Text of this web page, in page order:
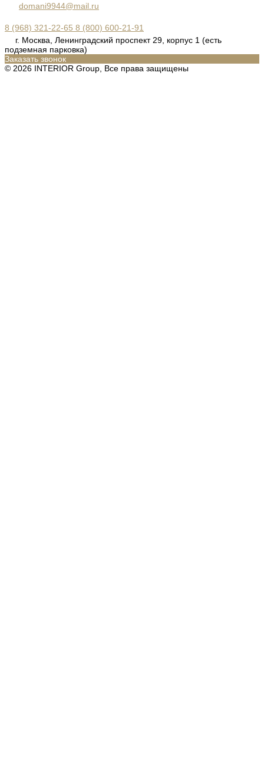
domani9944@mail.ru
8 (968) 321-22-65 8 (800) 600-21-91
г. Москва, Ленинградский проспект 29, корпус 1 (есть
подземная парковка)
Заказать звонок
© 2026 INTERIOR Group, Все права защищены